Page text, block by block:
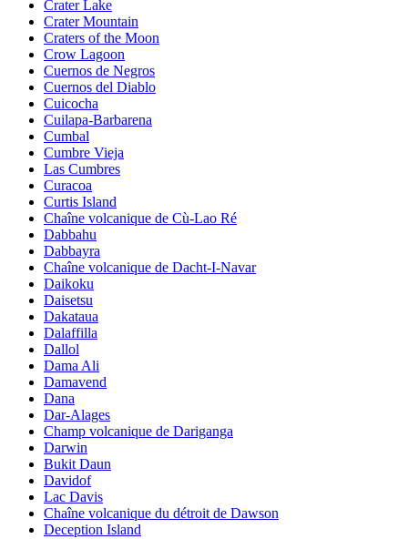
Crater Lake
Crater Mountain
Craters of the Moon
Crow Lagoon
Cuernos de Negros
Cuernos del Diablo
Cuicocha
Cuilapa-Barbarena
Cumbal
Cumbre Vieja
Las Cumbres
Curacoa
Curtis Island
Chaîne volcanique de Cù-Lao Ré
Dabbahu
Dabbayra
Chaîne volcanique de Dacht-I-Navar
Daikoku
Daisetsu
Dakataua
Dalaffilla
Dallol
Dama Ali
Damavend
Dana
Dar-Alages
Champ volcanique de Dariganga
Darwin
Bukit Daun
Davidof
Lac Davis
Chaîne volcanique du détroit de Dawson
Deception Island